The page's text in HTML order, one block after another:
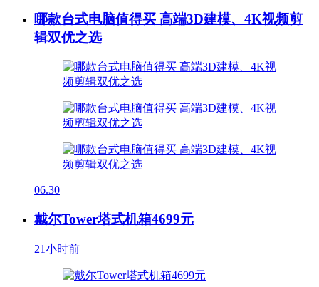
哪款台式电脑值得买 高端3D建模、4K视频剪
辑双优之选
06.30
戴尔Tower塔式机箱4699元
21小时前